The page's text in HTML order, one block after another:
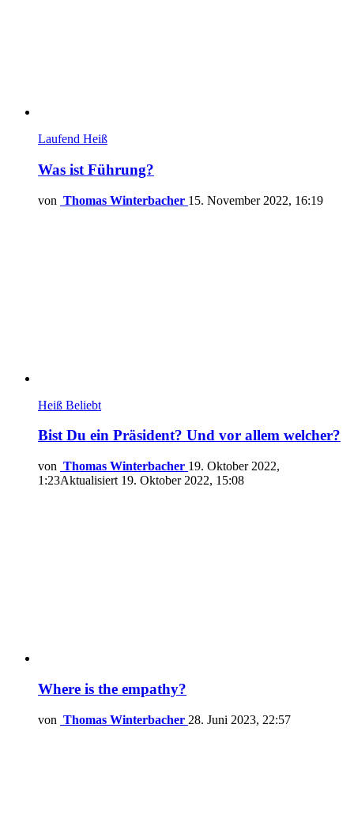
Laufend Heiß
Was ist Führung?
von Thomas Winterbacher 15. November 2022, 16:19
Heiß Beliebt
Bist Du ein Präsident? Und vor allem welcher?
von Thomas Winterbacher 19. Oktober 2022,
1:23Aktualisiert 19. Oktober 2022, 15:08
Where is the empathy?
von Thomas Winterbacher 28. Juni 2023, 22:57